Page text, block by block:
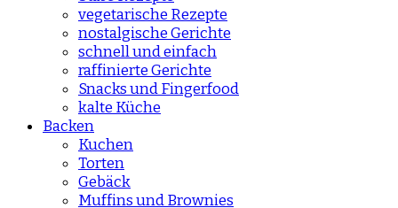
vegetarische Rezepte
nostalgische Gerichte
schnell und einfach
raffinierte Gerichte
Snacks und Fingerfood
kalte Küche
Backen
Kuchen
Torten
Gebäck
Muffins und Brownies